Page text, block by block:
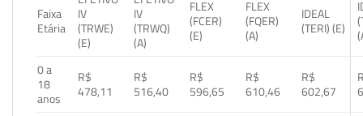
Faixa
Etária
IV
(TRWE)
(E)
IV
(TRWQ)
(A)
FLEX
(FCER)
(E)
FLEX
(FQER)
(A)
IDEAL
(TERI) (E)
0 a
18
anos
R$
478,11
R$
516,40
R$
596,65
R$
610,46
R$
602,67